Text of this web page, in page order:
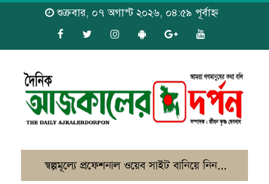
শুক্রবার, ০৭ অগাস্ট ২০২৬, ০৪:৫৯ পূর্বাহ্ন